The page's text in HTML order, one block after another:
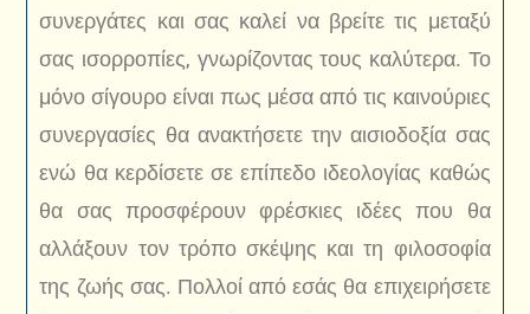
συνεργάτες και σας καλεί να βρείτε τις μεταξύ
σας ισορροπίες, γνωρίζοντας τους καλύτερα. Το
μόνο σίγουρο είναι πως μέσα από τις καινούριες
συνεργασίες θα ανακτήσετε την αισιοδοξία σας
ενώ θα κερδίσετε σε επίπεδο ιδεολογίας καθώς
θα σας προσφέρουν φρέσκιες ιδέες που θα
αλλάξουν τον τρόπο σκέψης και τη φιλοσοφία
της ζωής σας. Πολλοί από εσάς θα επιχειρήσετε